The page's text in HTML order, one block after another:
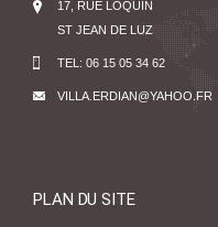
17, RUE LOQUIN
ST JEAN DE LUZ
TEL: 06 15 05 34 62
VILLA.ERDIAN@YAHOO.FR
PLAN DU SITE